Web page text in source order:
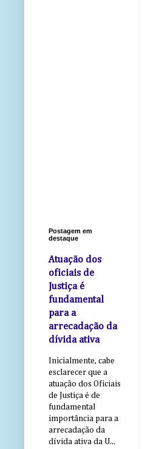
Postagem em
destaque
Atuação dos
oficiais de
Justiça é
fundamental
para a
arrecadação da
dívida ativa
Inicialmente, cabe
esclarecer que a
atuação dos Oficiais
de Justiça é de
fundamental
importância para a
arrecadação da
dívida ativa da U...